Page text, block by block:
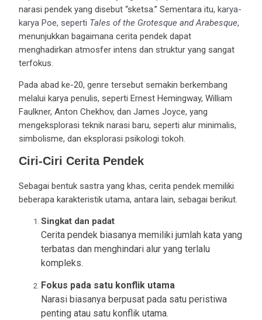
narasi pendek yang disebut “sketsa.” Sementara itu, karya-
karya Poe, seperti Tales of the Grotesque and Arabesque,
menunjukkan bagaimana cerita pendek dapat
menghadirkan atmosfer intens dan struktur yang sangat
terfokus.
Pada abad ke-20, genre tersebut semakin berkembang
melalui karya penulis, seperti Ernest Hemingway, William
Faulkner, Anton Chekhov, dan James Joyce, yang
mengeksplorasi teknik narasi baru, seperti alur minimalis,
simbolisme, dan eksplorasi psikologi tokoh.
Ciri-Ciri Cerita Pendek
Sebagai bentuk sastra yang khas, cerita pendek memiliki
beberapa karakteristik utama, antara lain, sebagai berikut.
Singkat dan padat
Cerita pendek biasanya memiliki jumlah kata yang
terbatas dan menghindari alur yang terlalu
kompleks.
Fokus pada satu konflik utama
Narasi biasanya berpusat pada satu peristiwa
penting atau satu konflik utama.